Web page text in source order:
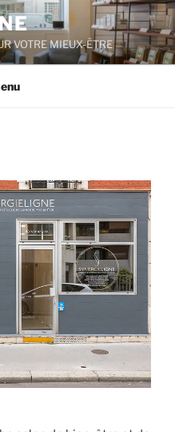
VOTRE MIEUX-ÊTRE